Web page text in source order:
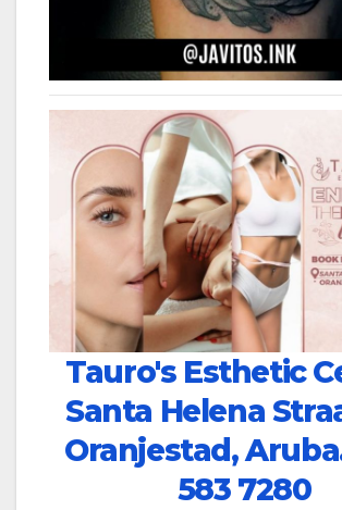
Tauro's Esthetic
Santa Helena
Oranjestad,
583 7280